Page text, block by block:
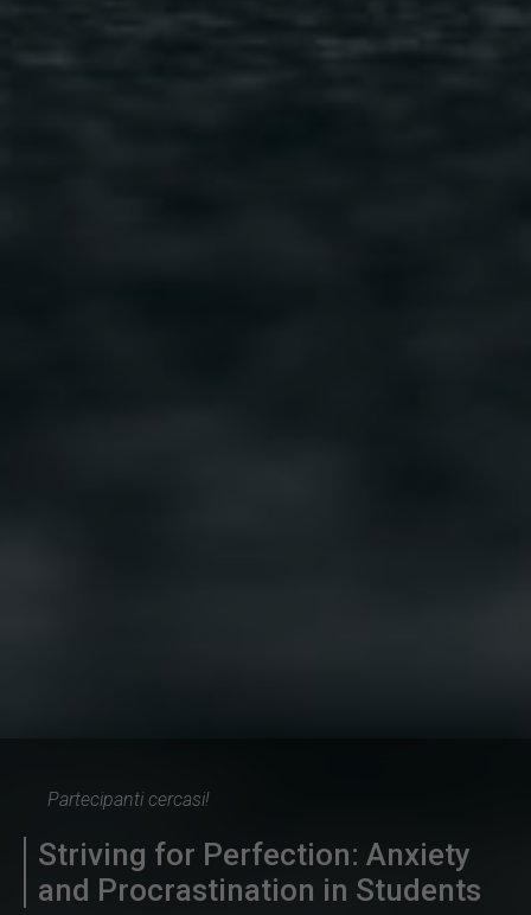
Partecipanti cercasi!
Striving for Perfection: Anxiety
and Procrastination in Students